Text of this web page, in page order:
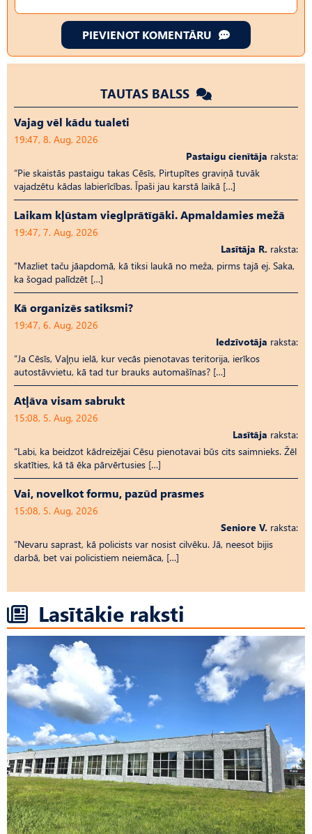
PIEVIENOT KOMENTĀRU
TAUTAS BALSS
Vajag vēl kādu tualeti
19:47, 8. Aug, 2026
Pastaigu cienītāja raksta:
“Pie skaistās pastaigu takas Cēsīs, Pirtupītes graviņā tuvāk
vajadzētu kādas labierīcības. Īpaši jau karstā laikā […]
Laikam kļūstam vieglprātīgāki. Apmaldamies mežā
19:47, 7. Aug, 2026
Lasītāja R. raksta:
“Mazliet taču jāapdomā, kā tiksi laukā no meža, pirms tajā ej. Saka,
ka šogad palīdzēt […]
Kā organizēs satiksmi?
19:47, 6. Aug, 2026
Iedzīvotāja raksta:
“Ja Cēsīs, Vaļņu ielā, kur vecās pienotavas teritorija, ierīkos
autostāvvietu, kā tad tur brauks automašīnas? […]
Atļāva visam sabrukt
15:08, 5. Aug, 2026
Lasītāja raksta:
“Labi, ka beidzot kādreizējai Cēsu pienotavai būs cits saimnieks. Žēl
skatīties, kā tā ēka pārvērtusies […]
Vai, novelkot formu, pazūd prasmes
15:08, 5. Aug, 2026
Seniore V. raksta:
“Nevaru saprast, kā policists var nosist cilvēku. Jā, neesot bijis
darbā, bet vai policistiem neiemāca, […]
Lasītākie raksti